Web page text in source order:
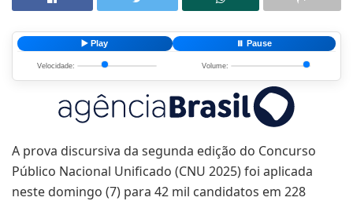
▶️ Play ⏸️ Pause
Velocidade: Volume:
A prova discursiva da segunda edição do Concurso
Público Nacional Unificado (CNU 2025) foi aplicada
neste domingo (7) para 42 mil candidatos em 228